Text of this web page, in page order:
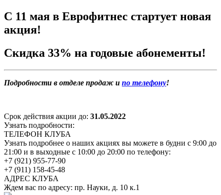
С 11 мая в Еврофитнес стартует новая
акция!
Скидка 33% на годовые абонементы!
Подробности в отделе продаж и по телефону!
Срок действия акции до: 31.05.2022
Узнать подробности:
ТЕЛЕФОН КЛУБА
Узнать подробнее о наших акциях вы можете в будни с 9:00 до
21:00 и в выходные с 10:00 до 20:00 по телефону:
+7 (921) 955-77-90
+7 (911) 158-45-48
АДРЕС КЛУБА
Ждем вас по адресу: пр. Науки, д. 10 к.1